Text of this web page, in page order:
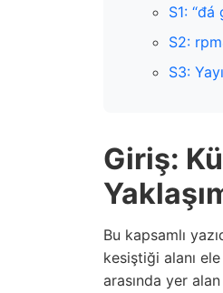
S1:
S2:
S3:
Giriş:
Bu kapsamlı
kesiştiği alanı
arasında yer alan